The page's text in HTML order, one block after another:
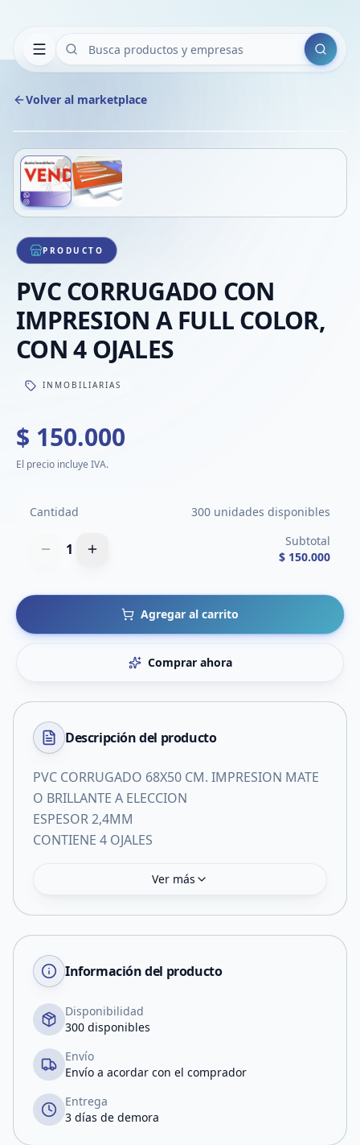
Buscar
Volver al marketplace
1/2
PRODUCTO
PVC CORRUGADO CON
IMPRESION A FULL COLOR,
CON 4 OJALES
INMOBILIARIAS
$ 150.000
El precio incluye IVA.
Cantidad 300 unidades disponibles
1
Subtotal
$ 150.000
Agregar al carrito
Comprar ahora
Descripción del producto
PVC CORRUGADO 68X50 CM. IMPRESION MATE
O BRILLANTE A ELECCION
ESPESOR 2,4MM
CONTIENE 4 OJALES
Ver más
Información del producto
Disponibilidad
300 disponibles
Envío
Envío a acordar con el comprador
Entrega
3 días de demora